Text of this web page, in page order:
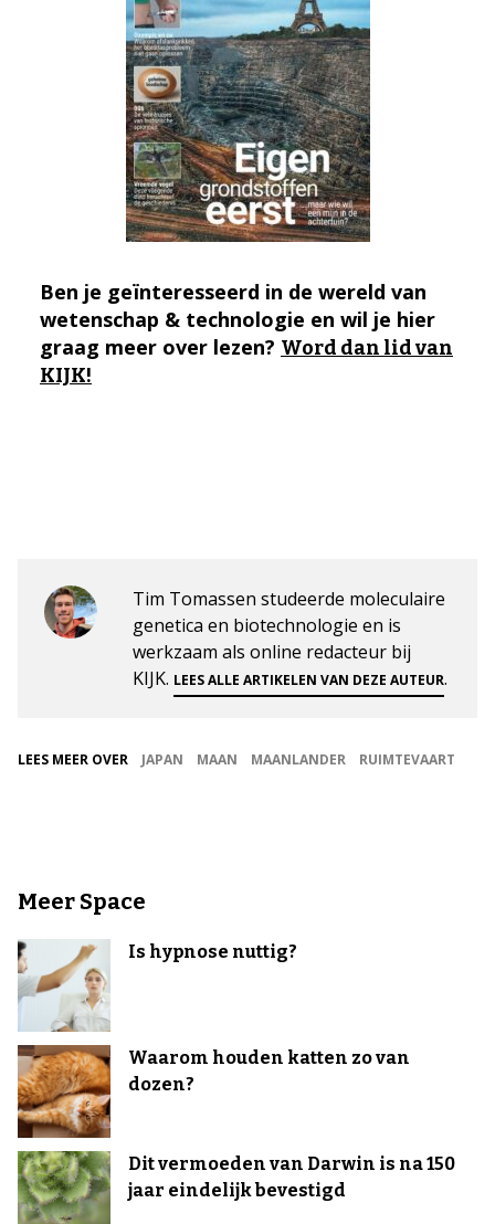
Ben je geïnteresseerd in de wereld van
wetenschap & technologie en wil je hier
graag meer over lezen? Word dan lid van
KIJK!
Tim Tomassen studeerde moleculaire
genetica en biotechnologie en is
werkzaam als online redacteur bij
KIJK. LEES ALLE ARTIKELEN VAN DEZE AUTEUR.
LEES MEER OVER JAPAN MAAN MAANLANDER RUIMTEVAART
Meer Space
Is hypnose nuttig?
Waarom houden katten zo van
dozen?
Dit vermoeden van Darwin is na 150
jaar eindelijk bevestigd